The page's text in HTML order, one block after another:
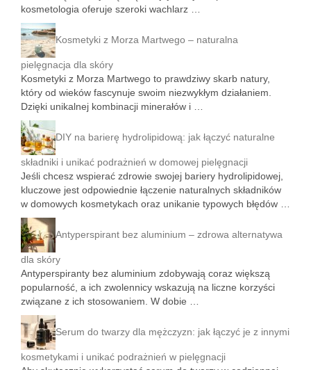
kosmetologia oferuje szeroki wachlarz …
Kosmetyki z Morza Martwego – naturalna
pielęgnacja dla skóry
Kosmetyki z Morza Martwego to prawdziwy skarb natury,
który od wieków fascynuje swoim niezwykłym działaniem.
Dzięki unikalnej kombinacji minerałów i …
DIY na barierę hydrolipidową: jak łączyć naturalne
składniki i unikać podrażnień w domowej pielęgnacji
Jeśli chcesz wspierać zdrowie swojej bariery hydrolipidowej,
kluczowe jest odpowiednie łączenie naturalnych składników
w domowych kosmetykach oraz unikanie typowych błędów …
Antyperspirant bez aluminium – zdrowa alternatywa
dla skóry
Antyperspiranty bez aluminium zdobywają coraz większą
popularność, a ich zwolennicy wskazują na liczne korzyści
związane z ich stosowaniem. W dobie …
Serum do twarzy dla mężczyzn: jak łączyć je z innymi
kosmetykami i unikać podrażnień w pielęgnacji